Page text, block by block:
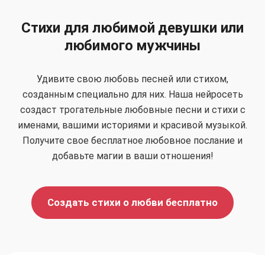
Стихи для любимой девушки или
любимого мужчины
Удивите свою любовь песней или стихом,
созданным специально для них. Наша нейросеть
создаст трогательные любовные песни и стихи с
именами, вашими историями и красивой музыкой.
Получите свое бесплатное любовное послание и
добавьте магии в ваши отношения!
Создать стихи о любви бесплатно